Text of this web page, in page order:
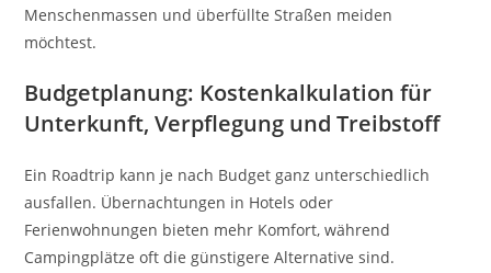
Menschenmassen und überfüllte Straßen meiden
möchtest.
Budgetplanung: Kostenkalkulation für
Unterkunft, Verpflegung und Treibstoff
Ein Roadtrip kann je nach Budget ganz unterschiedlich
ausfallen. Übernachtungen in Hotels oder
Ferienwohnungen bieten mehr Komfort, während
Campingplätze oft die günstigere Alternative sind.